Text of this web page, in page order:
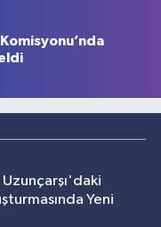
Uzunçarşı'daki
Yeni